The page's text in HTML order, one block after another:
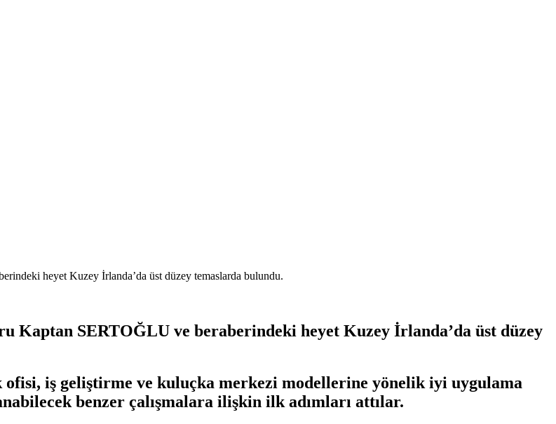
Kaptan SERTOĞLU ve beraberindeki heyet Kuzey İrlanda’da üst düzey
iş geliştirme ve kuluçka merkezi modellerine yönelik iyi uygulama
benzer çalışmalara ilişkin ilk adımları attılar.